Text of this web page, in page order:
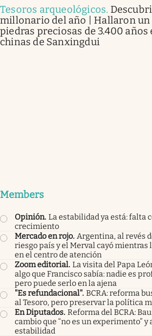
Tesoros arqueológicos.
millonario del año | Hallaron un
piedras preciosas de 3.400 años
chinas de Sanxingdui
Members
Opinión. La estabilidad ya está: falta
crecimiento
Mercado en rojo. Argentina, al revés
riesgo país y el Merval cayó mientras
en el centro de atención
Zoom editorial. La visita del Papa
algo que Francisco sabía: nadie es
pero puede serlo en la ajena
"Es refundacional". BCRA: reforma
al Tesoro, pero preservar la política
En Diputados. Reforma del BCRA:
cambio que “no es un experimento”
estabilidad